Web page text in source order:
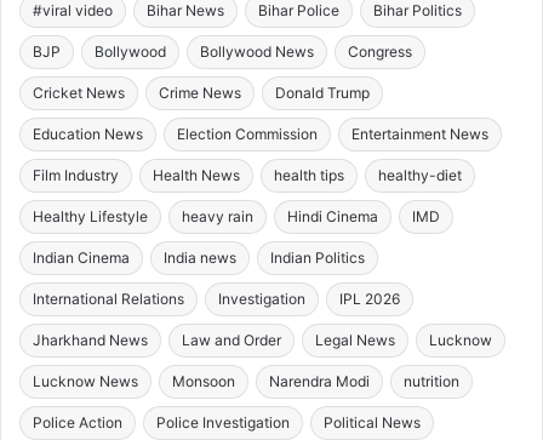
#viral video Bihar News Bihar Police Bihar Politics
BJP Bollywood Bollywood News Congress
Cricket News Crime News Donald Trump
Education News Election Commission Entertainment News
Film Industry Health News health tips healthy-diet
Healthy Lifestyle heavy rain Hindi Cinema IMD
Indian Cinema India news Indian Politics
International Relations Investigation IPL 2026
Jharkhand News Law and Order Legal News Lucknow
Lucknow News Monsoon Narendra Modi nutrition
Police Action Police Investigation Political News